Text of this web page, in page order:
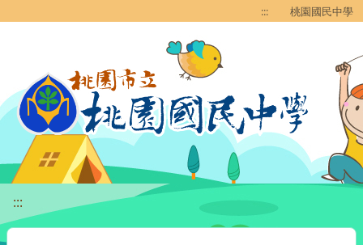
::: 桃園國民中學
:::